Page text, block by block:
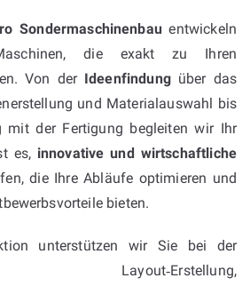
Sondermaschinenbauentwickeln
die exakt zu Ihren
Von der Ideenfindungüber das
und Materialauswahl bis
mit der Fertigung begleiten wir Ihr
es, innovative und wirtschaftliche
die Ihre Abläufe optimieren und
bieten.
unterstützen wir Sie bei der